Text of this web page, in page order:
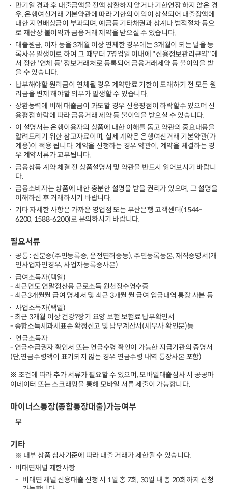
원
초
과
만기일 경과 후 대출금액을 전액 상환하지 않거나 기한연장 하지 않은 경
우, 은행여신거래 기본약관에 따라 기한의 이익이 상실되어 대출장액에
대한 지연배상금이 부과되며, 예금등 기타채권과 상계나 법적절차 등으
로 재산상 불이익과 금융거래 제약을 받으실 수 있습니다.
대출원금, 이자 등을 3개월 이상 연체한 경우에는 3개월이 되는 날을 등
록사유 발생이로 하여 그 때부터 7영업일 이내에 "신용정보관리규약"에
서 정한 '연체 등' 정보거래처로 등록되어 금융거래제약 등 불이익을 받
을 수 있습니다.
납부해야할 원리금이 연체될 경우 계약만료 기한이 도래하기 전 모든 원
리금을 변제 해야할 의무가 발생할 수 있습니다.
상환능력에 비해 대출금이 과도할 경우 신용평점이 하락할수 있으며 신
용평점 하락에 따라 금융거래 제약 등 불이익을 받으실 수 있습니다.
이 설명서는 은행이용자의 상품에 대한 이해를 돕고 약관의 중요내용을
알려드리기 위한 참고자료이며, 실제 계약은 은행여신거래 기본약관(가
계용)이 적용 됩니다. 계약을 신청하는 경우 약관이, 계약을 체결하는 경
우 계약서류가 교부됩니다.
금융상품 계약 체결 전 상품설명서 및 약관을 반드시 읽어보시기 바랍니
다.
금융소비자는 상품에 대한 충분한 설명을 받을 권리가 있으며, 그 설명을
이해하신 후 거래하시기 바랍니다.
기타 자세한 사항은 가까운 영업점 또는 부산은행 고객센터(1544-
6200, 1588-6200)로 문의하시기 바랍니다.
필요서류
공통 : 신분증(주민등록증, 운전면허증등), 주민등록등본, 재직증명서(개
인사업자인경우, 사업자등록증사본)
급여소득자(택일)
- 최근연도 연말정산용 근로소득 원천징수영수증
- 최근3개월월 급여 명세서 및 최근 3개월 월 급여 입금내역 통장 사본 등
사업소득자(택일)
- 최근 3개월 이상 건강?장기 요양 보험 보험료 납부확인서
- 종합소득세과세표준 확정신고 및 납부계산서(세무사 확인분)등
연금소득자
- 연금수급권자 확인서 또는 연금수령 확인이 가능한 지급기관의 증명서
(단,연금수령액이 표기되지 않는 경우 연금수령 내역 통장사본 포함)
※ 조건에 따라 추가 서류가 필요할 수 있으며, 모바일대출심사 시 공공마
이데이터 또는 스크래핑을 통해 모바일 서류 제출이 가능합니다.
마이너스통장(종합통장대출)가능여부
부
기타
※ 내부 상품 심사기준에 따라 대출 거래가 제한될 수 있습니다.
비대면채널 제한사항
비대면 채널 신용대출 신청 시 1일 총 7회, 30일 내 총 20회까지 신청